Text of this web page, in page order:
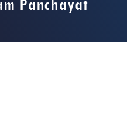
Panchayat